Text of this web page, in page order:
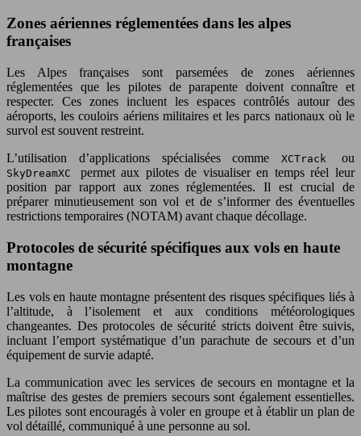
Zones aériennes réglementées dans les alpes
françaises
Les Alpes françaises sont parsemées de zones aériennes
réglementées que les pilotes de parapente doivent connaître et
respecter. Ces zones incluent les espaces contrôlés autour des
aéroports, les couloirs aériens militaires et les parcs nationaux où le
survol est souvent restreint.
L’utilisation d’applications spécialisées commeXCTrackou
SkyDreamXC permet aux pilotes de visualiser en temps réel leur
position par rapport aux zones réglementées. Il est crucial de
préparer minutieusement son vol et de s’informer des éventuelles
restrictions temporaires (NOTAM) avant chaque décollage.
Protocoles de sécurité spécifiques aux vols en haute
montagne
Les vols en haute montagne présentent des risques spécifiques liés à
l’altitude, à l’isolement et aux conditions météorologiques
changeantes. Des protocoles de sécurité stricts doivent être suivis,
incluant l’emport systématique d’un parachute de secours et d’un
équipement de survie adapté.
La communication avec les services de secours en montagne et la
maîtrise des gestes de premiers secours sont également essentielles.
Les pilotes sont encouragés à voler en groupe et à établir un plan de
vol détaillé, communiqué à une personne au sol.